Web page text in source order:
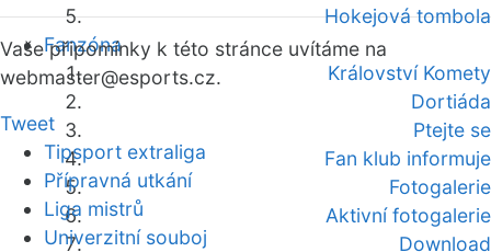
Hokejová tombola
Fanzóna
Království Komety
Dortiáda
Ptejte se
Fan klub informuje
Fotogalerie
Aktivní fotogalerie
Download
Vaše připomínky k této stránce uvítáme na
webmaster@esports.cz.
Tweet
Tipsport extraliga
Přípravná utkání
Liga mistrů
Univerzitní souboj